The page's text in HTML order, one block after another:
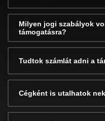
Milyen jogi szabályok
támogatásra?
Tudtok számlát adni a
Cégként is utalhatok